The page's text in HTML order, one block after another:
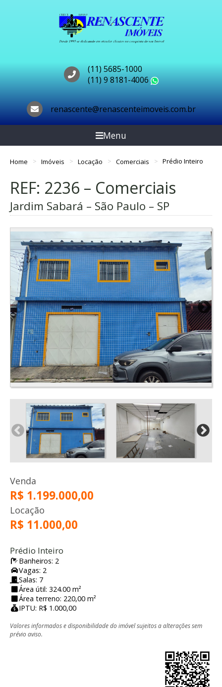
(11) 5685-1000
(11) 9 8181-4006
renascente@renascenteimoveis.com.br
Menu
Home Imóveis Locação Comerciais Prédio Inteiro
REF: 2236 – Comerciais
Jardim Sabará – São Paulo – SP
Venda
R$ 1.199.000,00
Locação
R$ 11.000,00
Prédio Inteiro
Banheiros: 2
Vagas: 2
Salas: 7
Área útil: 324.00 m²
Área terreno: 220,00 m²
IPTU: R$ 1.000,00
Valores informados e disponibilidade do imóvel sujeitos a alterações sem
prévio aviso.